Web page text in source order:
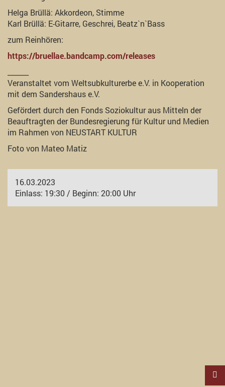
Helga Brüllä: Akkordeon, Stimme
Karl Brüllä: E-Gitarre, Geschrei, Beatz`n`Bass
zum Reinhören:
https://bruellae.bandcamp.com/releases
Veranstaltet vom Weltsubkulturerbe e.V. in Kooperation
mit dem Sandershaus e.V.
Gefördert durch den Fonds Soziokultur aus Mitteln der
Beauftragten der Bundesregierung für Kultur und Medien
im Rahmen von NEUSTART KULTUR
Foto von Mateo Matiz
16.03.2023
Einlass: 19:30 / Beginn: 20:00 Uhr